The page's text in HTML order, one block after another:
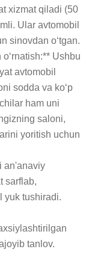
xizmat qiladi (50
Ular avtomobil
sinovdan o‘tgan.
Ushbu
avtomobil
sodda va ko‘p
ham uni
saloni,
yoritish uchun
an'anaviy
sarflab,
yuk tushiradi.
tanlov.